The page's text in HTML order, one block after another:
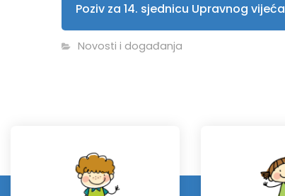
Poziv za 14. sjednicu Upravnog vijeća
Novosti i događanja